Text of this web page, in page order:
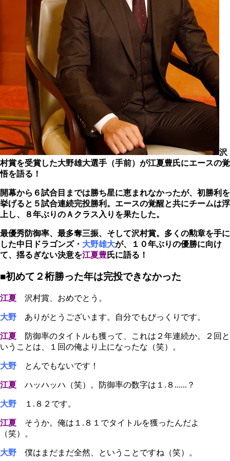
沢
村賞を受賞した大野雄大選手（手前）が江夏豊氏にエースの覚
悟を語る！
開幕から６試合目までは勝ち星に恵まれなかったが、初勝利を
挙げると５試合連続完投勝利。エースの覚醒と共にチームは浮
上し、８年ぶりのＡクラス入りを果たした。
最優秀防御率、最多奪三振、そして沢村賞。多くの勲章を手に
した中日ドラゴンズ・ 大野雄大が、１０年ぶりの優勝に向け
て、揺るぎない決意を江夏豊 氏に語る！
■初めて２桁勝った年は完投できなかった
江夏 沢村賞、おめでとう。
大野 ありがとうございます。自分でもびっくりです。
江夏 防御率のタイトルも獲って、これは２年連続か。２回と
いうことは、１回の俺より上になったな（笑）。
大野 とんでもないです！
江夏 ハッハッハ（笑）。防御率の数字は１.８......？
大野 １.８２です。
江夏 そうか。俺は１.８１でタイトルを獲ったんだよ
（笑）。
大野 僕はまだまだ全然、ということですね（笑）。